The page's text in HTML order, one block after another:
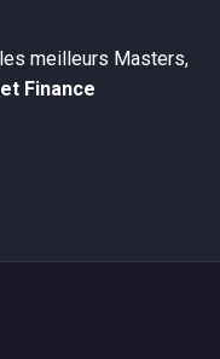
meilleurs Masters,
Finance